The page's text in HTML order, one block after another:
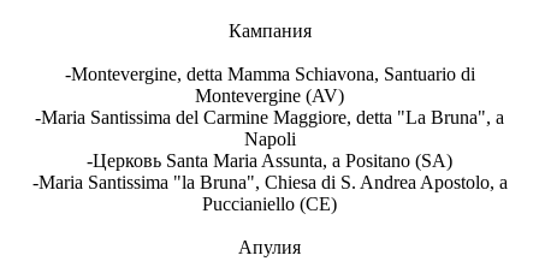
Кампания
-Montevergine, detta Mamma Schiavona, Santuario di
Montevergine (AV)
-Maria Santissima del Carmine Maggiore, detta "La Bruna", a
Napoli
-Церковь Santa Maria Assunta, a Positano (SA)
-Maria Santissima "la Bruna", Chiesa di S. Andrea Apostolo, a
Puccianiello (CE)
Апулия